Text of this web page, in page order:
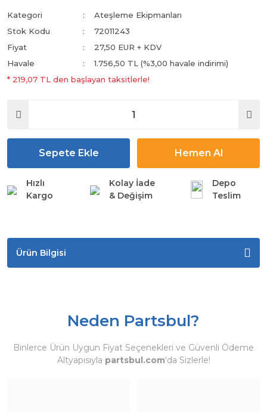
Kategori
Ateşleme Ekipmanları
Stok Kodu
72011243
Fiyat
27,50 EUR + KDV
Havale
1.756,50 TL (%3,00 havale indirimi)
* 219,07 TL den başlayan taksitlerle!
Sepete Ekle Hemen Al
Hızlı
Kargo
Kolay İade
& Değişim
Depo
Teslim
Ürün Bilgisi
Neden Partsbul?
Binlerce Ürün Uygun Fiyat Seçenekleri ve Güvenli Ödeme
Altyapısıyla partsbul.com'da Sizlerle!